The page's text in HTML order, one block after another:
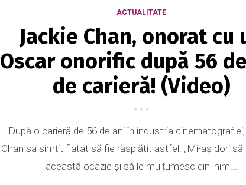
ACTUALITATE
Jackie Chan, onorat cu
Oscar onorific după 56
de carieră! (Video)
După o carieră de 56 de ani în industria
Chan sa simțit flatat să fie răsplătit astfel: „Mi-aș dori să
această ocazie și să le mulțumesc din inim...